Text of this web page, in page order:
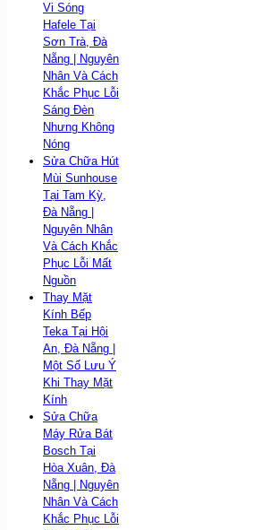
Vi Sóng
Hafele Tại
Sơn Trà, Đà
Nẵng | Nguyên
Nhân Và Cách
Khắc Phục Lỗi
Sáng Đèn
Nhưng Không
Nóng
Sửa Chữa Hút
Mùi Sunhouse
Tại Tam Kỳ,
Đà Nẵng |
Nguyên Nhân
Và Cách Khắc
Phục Lỗi Mất
Nguồn
Thay Mặt
Kính Bếp
Teka Tại Hội
An, Đà Nẵng |
Một Số Lưu Ý
Khi Thay Mặt
Kính
Sửa Chữa
Máy Rửa Bát
Bosch Tại
Hòa Xuân, Đà
Nẵng | Nguyên
Nhân Và Cách
Khắc Phục Lỗi